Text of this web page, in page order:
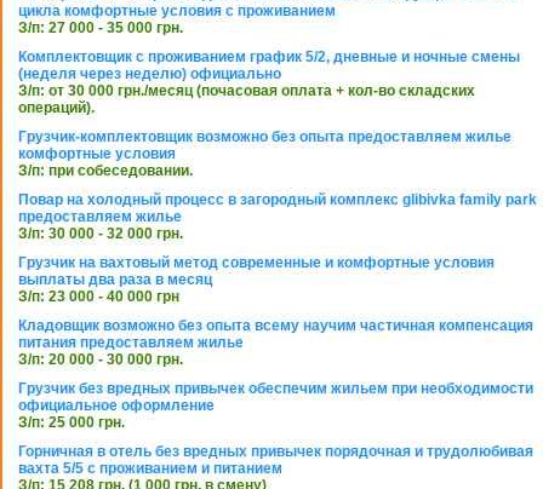
цикла комфортные условия с проживанием
З/п: 27 000 - 35 000 грн.
Комплектовщик с проживанием график 5/2, дневные и ночные смены
(неделя через неделю) официально
З/п: от 30 000 грн./месяц (почасовая оплата + кол-во складских
операций).
Грузчик-комплектовщик возможно без опыта предоставляем жилье
комфортные условия
З/п: при собеседовании.
Повар на холодный процесс в загородный комплекс glibivka family park
предоставляем жилье
З/п: 30 000 - 32 000 грн.
Грузчик на вахтовый метод современные и комфортные условия
выплаты два раза в месяц
З/п: 23 000 - 40 000 грн
Кладовщик возможно без опыта всему научим частичная компенсация
питания предоставляем жилье
З/п: 20 000 - 30 000 грн.
Грузчик без вредных привычек обеспечим жильем при необходимости
официальное оформление
З/п: 25 000 грн.
Горничная в отель без вредных привычек порядочная и трудолюбивая
вахта 5/5 с проживанием и питанием
З/п: 15 208 грн. (1 000 грн. в смену)